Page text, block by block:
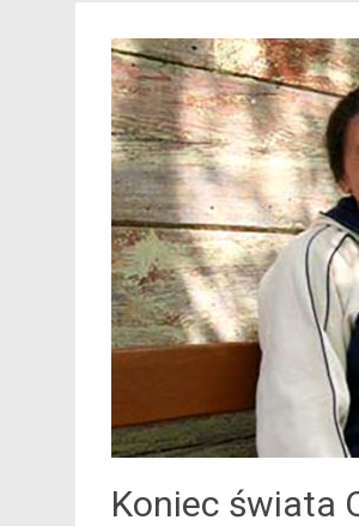
Koniec świata